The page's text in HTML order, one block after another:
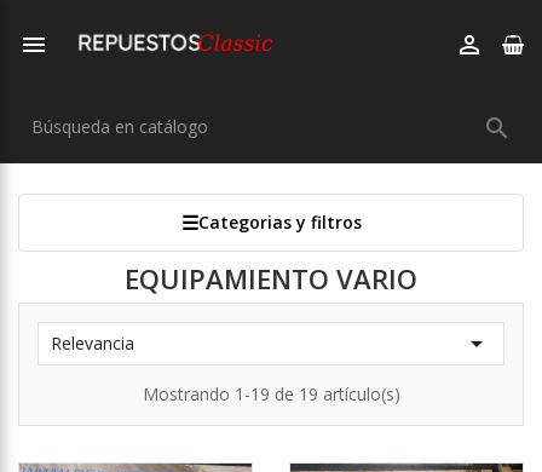
 

Categorias y filtros
EQUIPAMIENTO VARIO
Relevancia 
Mostrando 1-19 de 19 artículo(s)